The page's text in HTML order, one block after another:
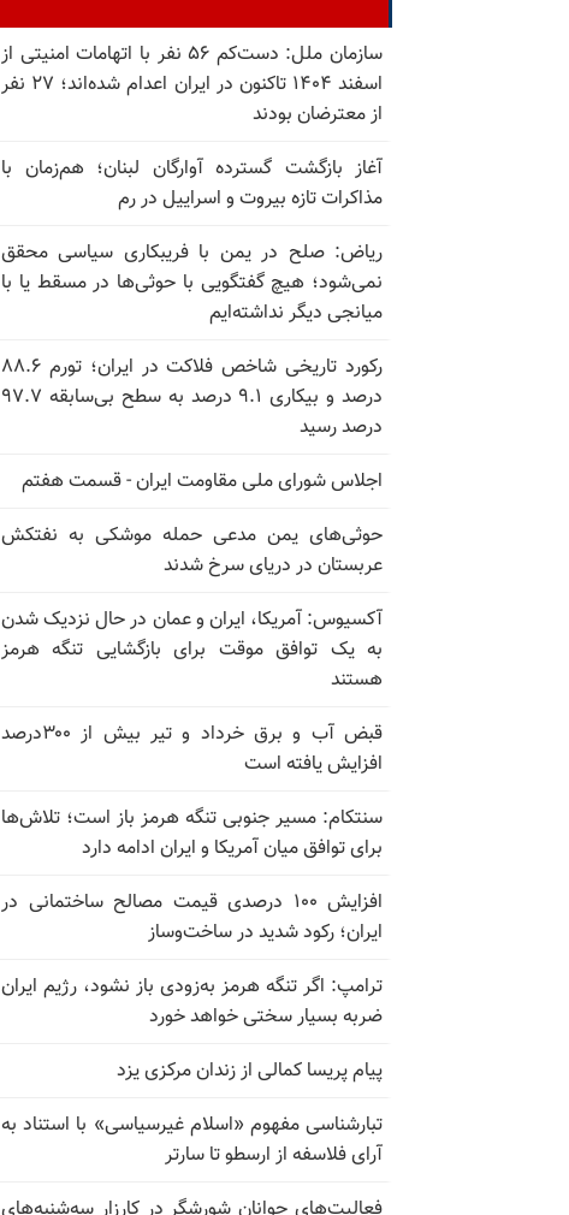
سازمان ملل: دست‌کم ۵۶ نفر با اتهامات امنیتی از
اسفند ۱۴۰۴ تاکنون در ایران اعدام شده‌اند؛ ۲۷ نفر
از معترضان بودند
آغاز بازگشت گسترده آوارگان لبنان؛ هم‌زمان با
مذاکرات تازه بیروت و اسراییل در رم
ریاض: صلح در یمن با فریبکاری سیاسی محقق
نمی‌شود؛ هیچ گفتگویی با حوثی‌ها در مسقط یا با
میانجی دیگر نداشته‌ایم
رکورد تاریخی شاخص فلاکت در ایران؛ تورم ۸۸.۶
درصد و بیکاری ۹.۱ درصد به سطح بی‌سابقه ۹۷.۷
درصد رسید
اجلاس شورای ملی مقاومت ایران - قسمت هفتم
حوثی‌های یمن مدعی حمله موشکی به نفتکش
عربستان در دریای سرخ شدند
آکسیوس: آمریکا، ایران و عمان در حال نزدیک شدن
به یک توافق موقت برای بازگشایی تنگه هرمز
هستند
قبض آب و برق خرداد و تیر بیش از ۳۰۰درصد
افزایش یافته است
سنتکام: مسیر جنوبی تنگه هرمز باز است؛ تلاش‌ها
برای توافق میان آمریکا و ایران ادامه دارد
افزایش ۱۰۰ درصدی قیمت مصالح ساختمانی در
ایران؛ رکود شدید در ساخت‌وساز
ترامپ: اگر تنگه هرمز به‌زودی باز نشود، رژیم ایران
ضربه بسیار سختی خواهد خورد
پیام پریسا کمالی از زندان مرکزی یزد
تبارشناسی مفهوم «اسلام غیرسیاسی» با استناد به
آرای فلاسفه از ارسطو تا سارتر